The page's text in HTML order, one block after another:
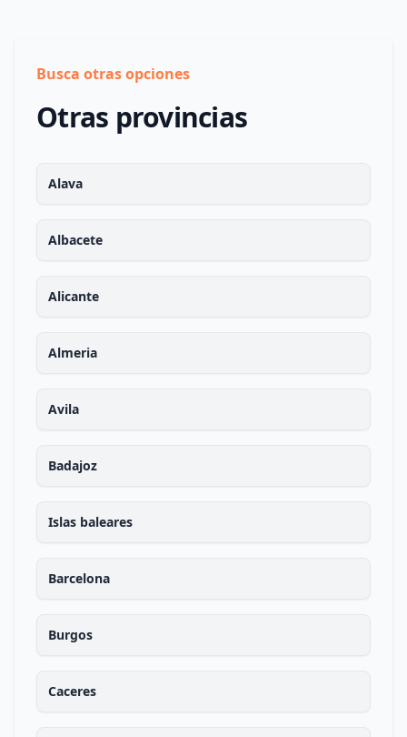
Busca otras opciones
Otras provincias
Alava
Albacete
Alicante
Almeria
Avila
Badajoz
Islas baleares
Barcelona
Burgos
Caceres